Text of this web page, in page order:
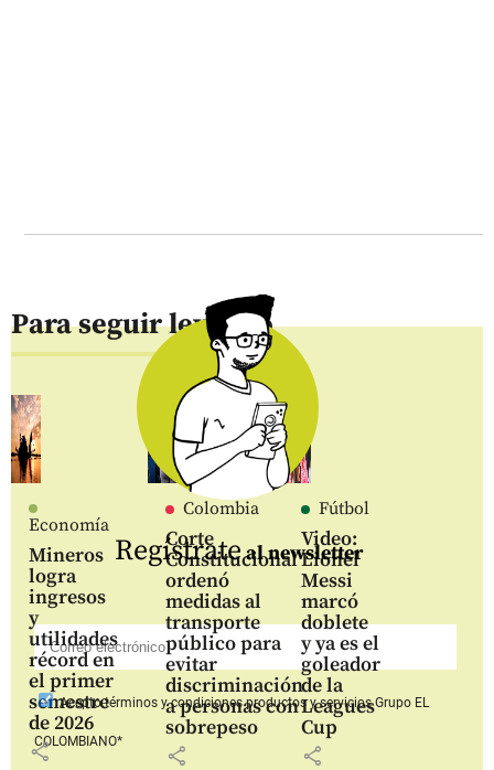
Para seguir leyendo
Economía
Mineros
logra
ingresos
y
utilidades
récord en
el primer
semestre
de 2026
share
Colombia
Corte
Constitucional
ordenó
medidas al
transporte
público para
evitar
discriminación
a personas con
sobrepeso
share
Fútbol
Video:
Lionel
Messi
marcó
doblete
y ya es el
goleador
de la
Leagues
Cup
share
Regístrateal newsletter
Aceptotérminos y condiciones productos y serviciosGrupo EL
COLOMBIANO*